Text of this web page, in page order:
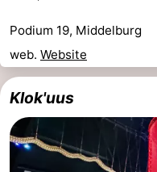
Podium 19, Middelburg
web. Website
Klok'uus